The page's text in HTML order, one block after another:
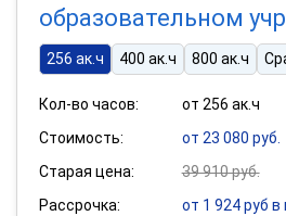
образовательном
256 ак.ч 400 ак.ч 800 ак.ч
Кол-во часов:
от 256 ак.ч
Стоимость:
от 23 080 руб.
Старая цена:
39 910 руб.
Рассрочка:
от 1 924 руб